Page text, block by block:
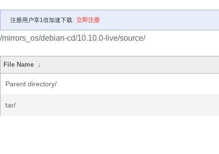
注册用户享1倍加速下载 立即注册
/mirrors_os/debian-cd/10.10.0-live/source/
File Name ↓
Parent directory/
tar/